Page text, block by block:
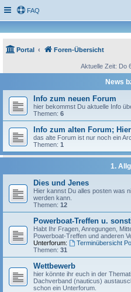
FAQ
Portal Foren-Übersicht
Aktuelle Zeit: Do
News
Info zum neuen Forum
hier bekommst Du aktuelle Info
Themen: 6
Info zum alten Forum;
das alte Forum ist nur noch ein
Themen: 1
1.
Dies und Jenes
Hier kannst Du alles posten was
werden kann.
Themen: 12
Powerboat-Treffen u.
Habt Ihr Fragen, Anregungen,
Powerboat-Treffen und anderen
Unterforum:
Terminübersicht
Themen: 31
Wettbewerb
hier könnte ihr euch in der
Dachverband (nauticus)
schon ein Unterforum.